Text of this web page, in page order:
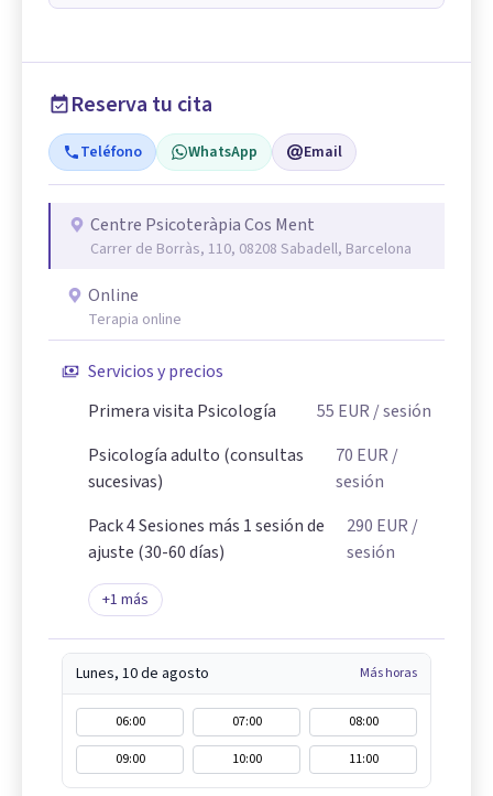
Reserva tu cita
Teléfono WhatsApp Email
Centre Psicoteràpia Cos Ment
Carrer de Borràs, 110, 08208 Sabadell, Barcelona
Online
Terapia online
Servicios y precios
Primera visita Psicología
55 EUR / sesión
Psicología adulto (consultas
sucesivas)
70 EUR /
sesión
Pack 4 Sesiones más 1 sesión de
ajuste (30-60 días)
290 EUR /
sesión
+1 más
Lunes, 10 de agosto Más horas
06:00 07:00
08:00
09:00
10:00 11:00